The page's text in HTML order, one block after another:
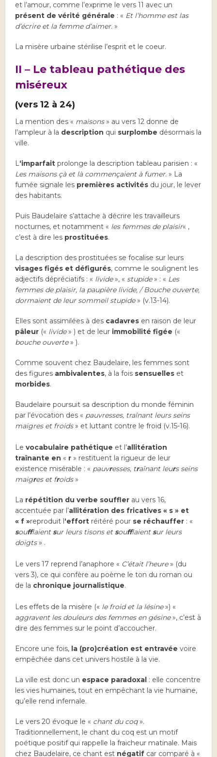
et l’amour, comme l’exprime le vers 11 avec un
présent de vérité générale : « Et l’homme est las
d’écrire et la femme d’aimer. »
La misère urbaine stérilise l’esprit et le coeur.
II – Le tableau pathétique des
miséreux
(vers 12 à 24)
La mention des « maisons» au vers 12 donne de
l’ampleur à la description qui surplombe désormais la
ville.
L‘imparfait prolonge la description tableau parisien : «
Les maisons çà et là commençaient à fumer. » La
fumée signale les premières activités du jour, le lever
des habitants.
Puis Baudelaire s’attache à décrire les travailleurs
nocturnes, et notamment « les femmes de plaisir« ,
c’est à dire les prostituées.
La description des prostituées se focalise sur leurs
visages figés et défigurés, comme le soulignent les
adjectifs dépréciatifs : « livide», « stupide» : « Les
femmes de plaisir, la paupière livide, / Bouche ouverte,
dormaient de leur sommeil stupide» (v.13-14).
Elles sont assimilées à des cadavres en raison de leur
pâleur (« livide» ) et de leur immobilité figée («
bouche ouverte» ).
Comme souvent chez Baudelaire, les femmes sont
des figures ambivalentes, à la fois sensuelles et
morbides.
Baudelaire poursuit sa description du monde féminin
par l’évocation des « pauvresses, traînant leurs seins
maigres et froids» et luttant contre le froid (v.15-16).
Levocabulaire pathétique et l’allitération
traînante en « r» restituent la rigueur de leur
existence misérable : « pauvresses, traînant leurs seins
maigres et froids»
La répétition du verbe souffler au vers 16,
accentuée par l’allitération des fricatives « s » et
« f »reproduit l‘effort réitéré pour se réchauffer : «
soufflaientsur leurs tisons etsoufflaientsur leurs
doigts» .
Le vers 17 reprend l’anaphore « C’était l’heure» (du
vers 3), ce qui confère au poème le ton du roman ou
de la chronique journalistique.
Les effets de la misère (« le froid et la lésine») «
aggravent les douleurs des femmes en gésine», c’est à
dire des femmes sur le point d’accoucher.
Encore une fois, la (pro)création est entravéevoire
empêchée dans cet univers hostile à la vie.
La ville est donc un espace paradoxal : elle concentre
les vies humaines, tout en empêchant la vie humaine,
qu’elle rend infernale.
Le vers 20 évoque le « chant du coq».
Traditionnellement, le chant du coq est un motif
poétique positif qui rappelle la fraicheur matinale. Mais
chez Baudelaire, ce chant est négatif car comparé à «